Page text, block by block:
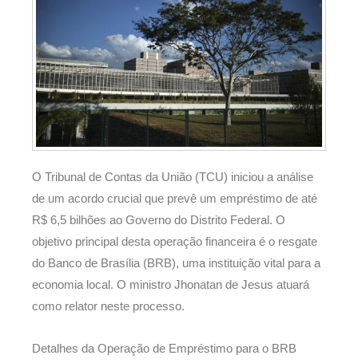
O Tribunal de Contas da União (TCU) iniciou a análise
de um acordo crucial que prevê um empréstimo de até
R$ 6,5 bilhões ao Governo do Distrito Federal. O
objetivo principal desta operação financeira é o resgate
do Banco de Brasília (BRB), uma instituição vital para a
economia local. O ministro Jhonatan de Jesus atuará
como relator neste processo.
Detalhes da Operação de Empréstimo para o BRB